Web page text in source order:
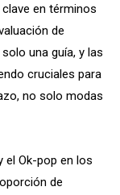
en términos
de
una guía, y las
cruciales para
no solo modas
el Ok-pop en los
de